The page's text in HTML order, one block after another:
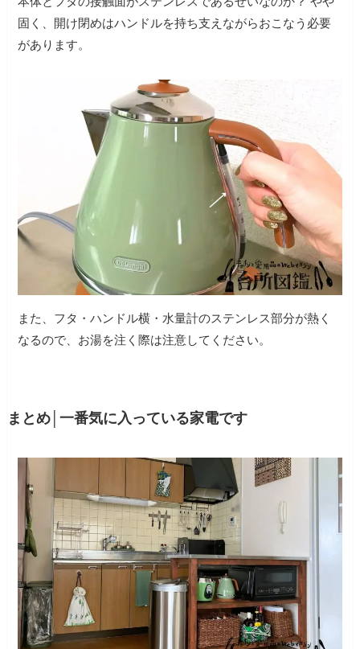
固く、開け閉めはハンドルを持ち支えながらおこなう必要
があります。
また、フタ・ハンドル横・水量計のステンレス部分が熱く
なるので、お湯を注く際は注意してください。
まとめ│一番気に入っている家電です